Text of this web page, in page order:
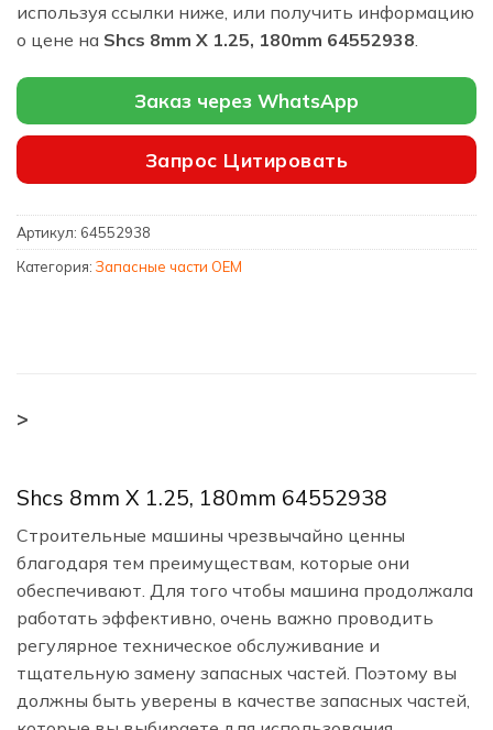
используя ссылки ниже, или получить информацию
о цене на Shcs 8mm X 1.25, 180mm 64552938.
Заказ через WhatsApp
Запрос Цитировать
Артикул: 64552938
Категория: Запасные части OEM
>
Shcs 8mm X 1.25, 180mm 64552938
Строительные машины чрезвычайно ценны
благодаря тем преимуществам, которые они
обеспечивают. Для того чтобы машина продолжала
работать эффективно, очень важно проводить
регулярное техническое обслуживание и
тщательную замену запасных частей. Поэтому вы
должны быть уверены в качестве запасных частей,